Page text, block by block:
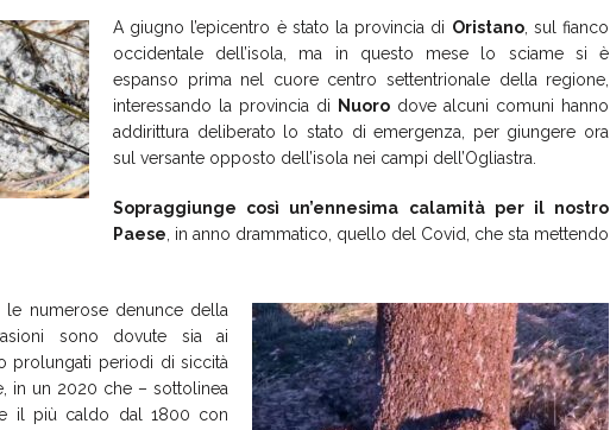
A giugno l’epicentro è stato la provincia di Oristano, sul fianco
occidentale dell’isola, ma in questo mese lo sciame si è
espanso prima nel cuore centro settentrionale della regione,
interessando la provincia di Nuoro dove alcuni comuni hanno
addirittura deliberato lo stato di emergenza, per giungere ora
sul versante opposto dell’isola nei campi dell’Ogliastra.
Sopraggiunge così un’ennesima calamità per il nostro
Paese, in anno drammatico, quello del Covid, che sta mettendo
le numerose denunce della
sono dovute sia ai
prolungati periodi di siccità
in un 2020 che – sottolinea
il più caldo dal 1800 con